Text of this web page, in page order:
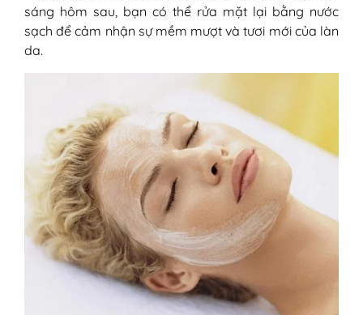
sáng hôm sau, bạn có thể rửa mặt lại bằng nước
sạch để cảm nhận sự mềm mượt và tươi mới của làn
da.